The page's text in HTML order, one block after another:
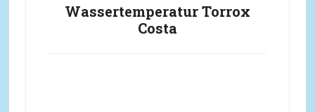
Wassertemperatur Torrox
Costa